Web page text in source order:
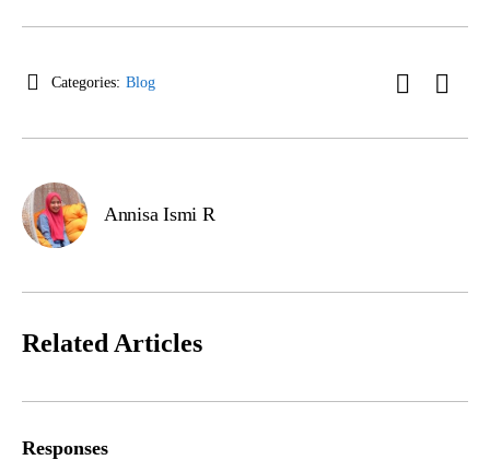
Categories: Blog
Annisa Ismi R
Related Articles
Responses